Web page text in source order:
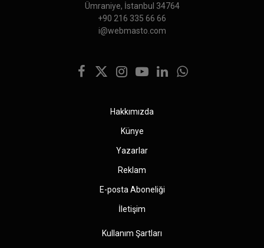
Ümraniye, İstanbul 34764
+90 216 335 66 66
i@webmasto.com
Facebook
X
Instagram
YouTubeLinkedInWhatsApp
Hakkımızda
Künye
Yazarlar
Reklam
E-posta Aboneliği
İletişim
Kullanım Şartları